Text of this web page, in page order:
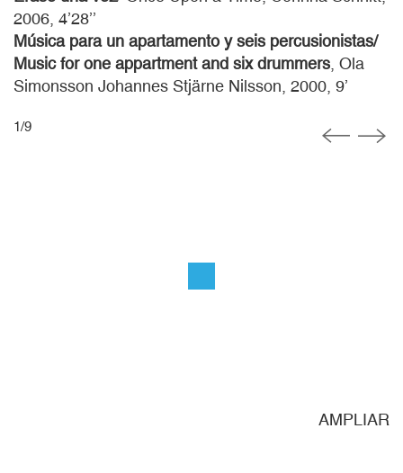
2006, 4’28’’
Música para un apartamento y seis percusionistas/
Music for one appartment and six drummers , Ola
Simonsson Johannes Stjärne Nilsson, 2000, 9’
AMPLIAR
1/9